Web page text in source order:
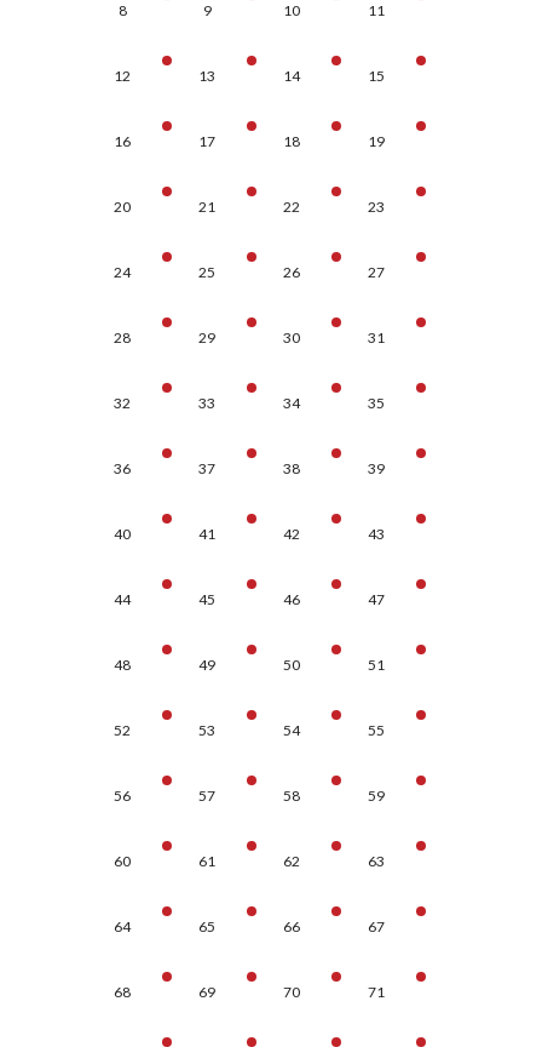
8 9 10 11
12 13 14 15
16 17 18 19
20 21 22 23
24 25 26 27
28 29 30 31
32 33 34 35
36 37 38 39
40 41 42 43
44 45 46 47
48 49 50 51
52 53 54 55
56 57 58 59
60 61 62 63
64 65 66 67
68 69 70 71